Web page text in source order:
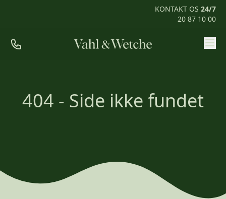
KONTAKT OS 24/7
20 87 10 00
Priser
Mød os
404 - Side ikke fundet